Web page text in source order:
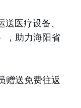
医疗设备、
，助力海阳省
赠送免费往返